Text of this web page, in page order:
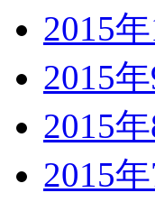
2015年
2015年
2015年
2015年